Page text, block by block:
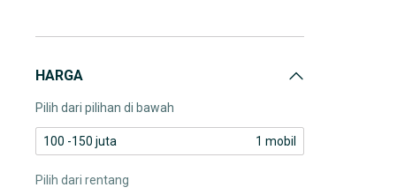
HARGA
Pilih dari pilihan di bawah
100 -150 juta 1 mobil
Pilih dari rentang